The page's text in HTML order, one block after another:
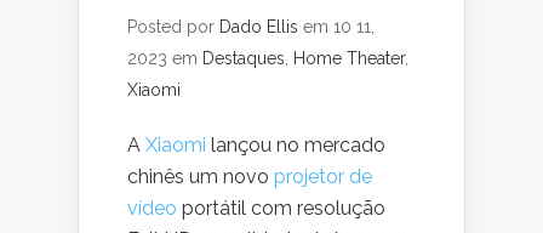
Posted por Dado Ellis em 10 11,
2023 em Destaques Home Theater,
Xiaomi
A Xiaomi lançou no mercado
chinês um novo projetor de
vídeo portátil com resolução